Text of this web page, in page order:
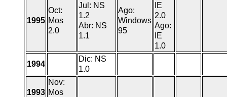
1995
Oct:
Mos
2.0
Jul: NS
1.2
Abr: NS
1.1
Ago:
Windows
95
IE
2.0
Ago:
IE
1.0
1994
Dic: NS
1.0
1993
Nov:
Mos